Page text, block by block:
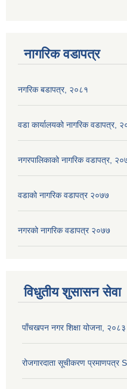
नागरिक वडापत्र
नगरिक बडापत्र, २०८१
वडा कार्यालयको नागरिक वडापत्र,
नगरपालिकाको नागरिक वडापत्र,
वडाको नागरिक वडापत्र २०७७
नगरको नागरिक वडापत्र २०७७
विधुतीय शुसासन सेवा
पाँचखपन नगर शिक्षा योजना, २०८३
रोजगारदाता सूचीकरण प्रमाणपत्र